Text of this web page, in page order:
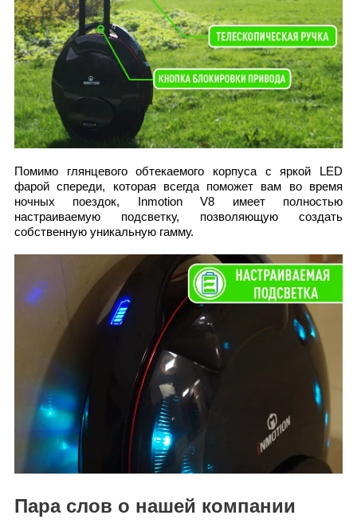
Помимо глянцевого обтекаемого корпуса с яркой LED
фарой спереди, которая всегда поможет вам во время
ночных поездок, Inmotion V8 имеет полностью
настраиваемую подсветку, позволяющую создать
собственную уникальную гамму.
Пара слов о нашей компании